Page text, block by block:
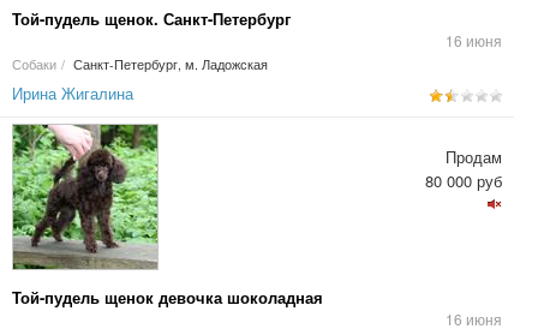
Той-пудель щенок. Санкт-Петербург
16 июня
Собаки / Санкт-Петербург, м. Ладожская
Ирина Жигалина
Той-пудель щенок девочка шоколадная
16 июня
Продам
80 000 руб